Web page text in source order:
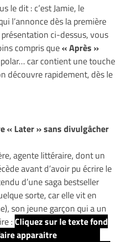
le dit : c’est Jamie, le
l’annonce dès la première
ci-dessus, vous
compris que« Après »
polar… car contient une touche
découvre rapidement, dès le
« Later » sans divulgâcher
agente littéraire, dont un
avant d’avoir pu écrire le
d’une saga bestseller
sorte, car elle vit en
son jeune garçon qui a un
:Cliquez sur le texte fond
apparaitrece n’est pas